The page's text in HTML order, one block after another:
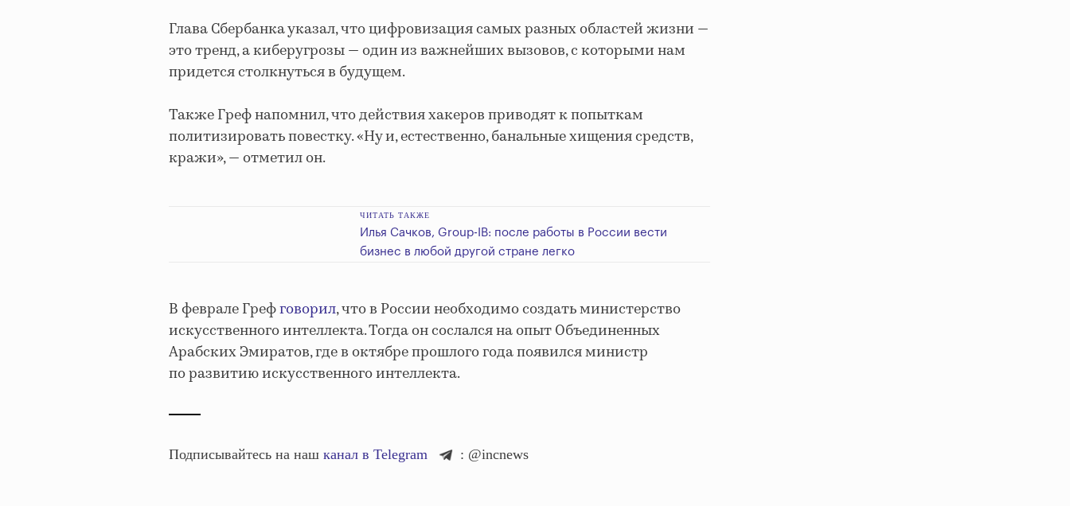
Глава Сбербанка указал, что цифровизация самых разных областей жизни —
это тренд, а киберугрозы — один из важнейших вызовов, с которыми нам
придется столкнуться в будущем.
Также Греф напомнил, что действия хакеров приводят к попыткам
политизировать повестку. «Ну и, естественно, банальные хищения средств,
кражи», — отметил он.
ЧИТАТЬ ТАКЖЕ
Илья Сачков, Group-IB: после работы в России вести
бизнес в любой другой стране легко
В феврале Грефговорил, что в России необходимо создать министерство
искусственного интеллекта. Тогда он сослался на опыт Объединенных
Арабских Эмиратов, где в октябре прошлого года появился министр
по развитию искусственного интеллекта.
Подписывайтесь на наш канал в Telegram : @incnews